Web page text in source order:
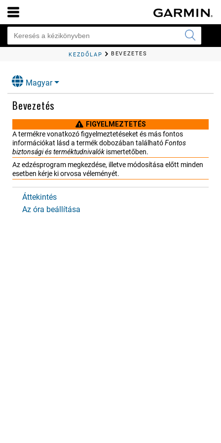
KEZDŐLAP BEVEZETÉS
Magyar
Bevezetés
FIGYELMEZTETÉS
A termékre vonatkozó figyelmeztetéseket és más fontos
információkat lásd a termék dobozában találhatóFontos
biztonsági és terméktudnivalók ismertetőben.
Az edzésprogram megkezdése, illetve módosítása előtt minden
esetben kérje ki orvosa véleményét.
Áttekintés
Az óra beállítása